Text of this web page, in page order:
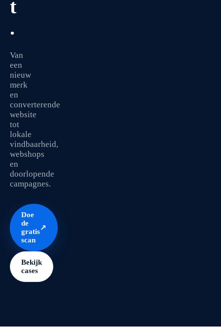
t
.
Van
een
nieuw
merk
en
converterende
website
tot
lokale
vindbaarheid,
webshops
en
doorlopende
campagnes.
Doe
de
gratis
scan
↗
Bekijk
cases